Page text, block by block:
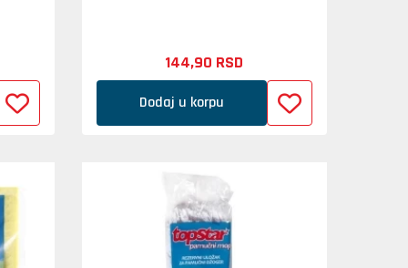
144,90 RSD
Dodaj u korpu